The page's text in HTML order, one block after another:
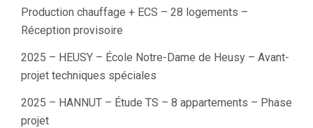
Production chauffage + ECS – 28 logements –
Réception provisoire
2025 – HEUSY – École Notre-Dame de Heusy – Avant-
projet techniques spéciales
2025 – HANNUT – Étude TS – 8 appartements – Phase
projet